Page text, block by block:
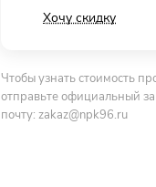
Хочу скидку
Чтобы узнать стоимость
отправьте официальный
почту:zakaz@npk96.ru